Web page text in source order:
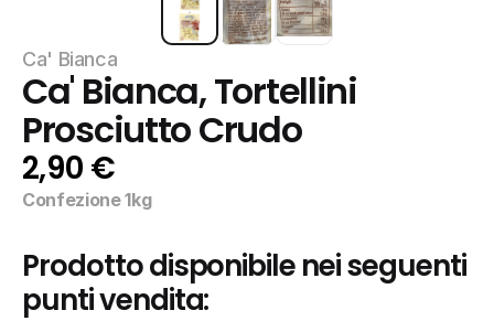
Ca' Bianca
Ca' Bianca, Tortellini
Prosciutto Crudo
2,90 €
Confezione 1kg
Prodotto disponibile nei seguenti
punti vendita: